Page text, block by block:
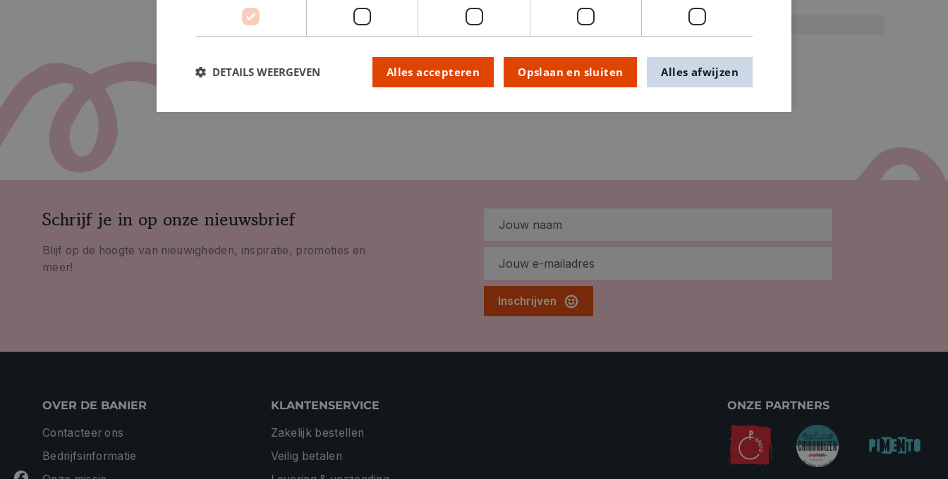
Schrijf je in op onze nieuwsbrief
Blijf op de hoogte van nieuwigheden, inspiratie, promoties en
meer!
Inschrijven
OVER DE BANIER
Contacteer ons
Bedrijfsinformatie
KLANTENSERVICE
Zakelijk bestellen
Veilig betalen
ONZE PARTNERS
Opslaan en sluiten
Alles accepteren Alles afwijzen
DETAILS WEERGEVEN